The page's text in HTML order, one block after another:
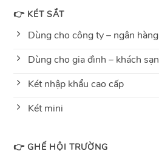
👉 KÉT SẮT
Dùng cho công ty – ngân hàng
Dùng cho gia đình – khách sạn
Két nhập khẩu cao cấp
Két mini
👉 GHẾ HỘI TRƯỜNG